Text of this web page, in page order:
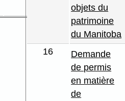
objets du
patrimoine
du Manitoba
16
Demande
de permis
en matière
de